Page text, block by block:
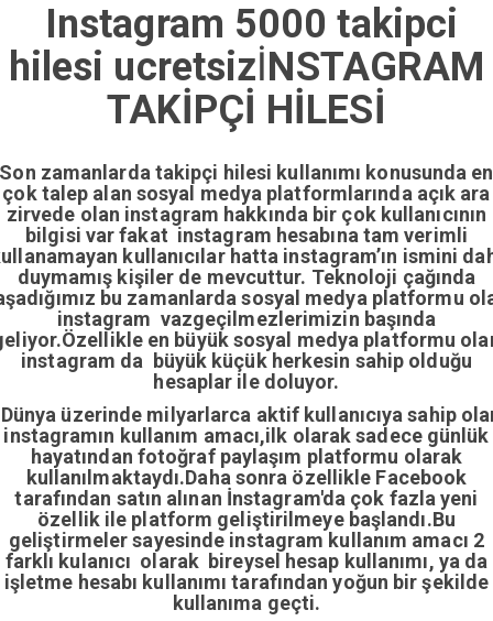
Instagram 5000 takipci
hilesi ucretsizİNSTAGRAM
TAKİPÇİ HİLESİ
Son zamanlarda takipçi hilesi kullanımı konusunda en
çok talep alan sosyal medya platformlarında açık ara
zirvede olan instagram hakkında bir çok kullanıcının
bilgisi var fakat instagram hesabına tam verimli
kullanıcılar hatta instagram’ın ismini
duymamış kişiler de mevcuttur. Teknoloji çağında
bu zamanlarda sosyal medya platformu
instagram vazgeçilmezlerimizin başında
en büyük sosyal medya platformu
instagram da büyük küçük herkesin sahip olduğu
hesaplar ile doluyor.
üzerinde milyarlarca aktif kullanıcıya sahip
instagramın kullanım amacı,ilk olarak sadece günlük
hayatından fotoğraf paylaşım platformu olarak
kullanılmaktaydı.Daha sonra özellikle Facebook
tarafından satın alınan İnstagram'da çok fazla yeni
özellik ile platform geliştirilmeye başlandı.Bu
geliştirmeler sayesinde instagram kullanım amacı 2
farklı kulanıcı olarak bireysel hesap kullanımı, ya da
işletme hesabı kullanımı tarafından yoğun bir şekilde
kullanıma geçti.